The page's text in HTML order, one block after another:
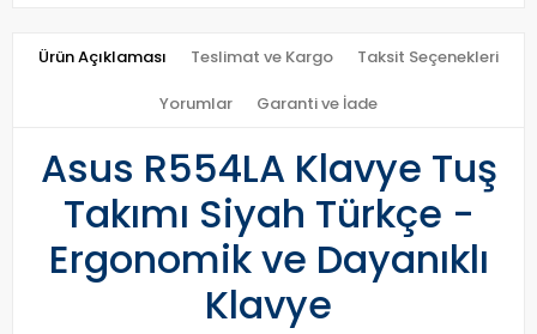
Ürün Açıklaması Teslimat ve Kargo Taksit Seçenekleri
Yorumlar Garanti ve İade
Asus R554LA Klavye Tuş
Takımı Siyah Türkçe -
Ergonomik ve Dayanıklı
Klavye